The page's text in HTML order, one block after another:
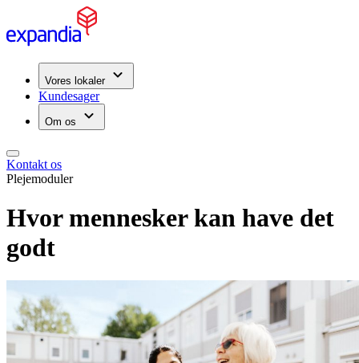
Vores lokaler
Kundesager
Om os
Kontakt os
Plejemoduler
Hvor mennesker kan have det
godt